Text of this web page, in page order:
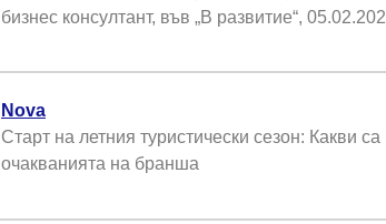
бизнес консултант, във „В развитие“,
Nova
Старт на летния туристически сезон: Какви са
очакванията на бранша